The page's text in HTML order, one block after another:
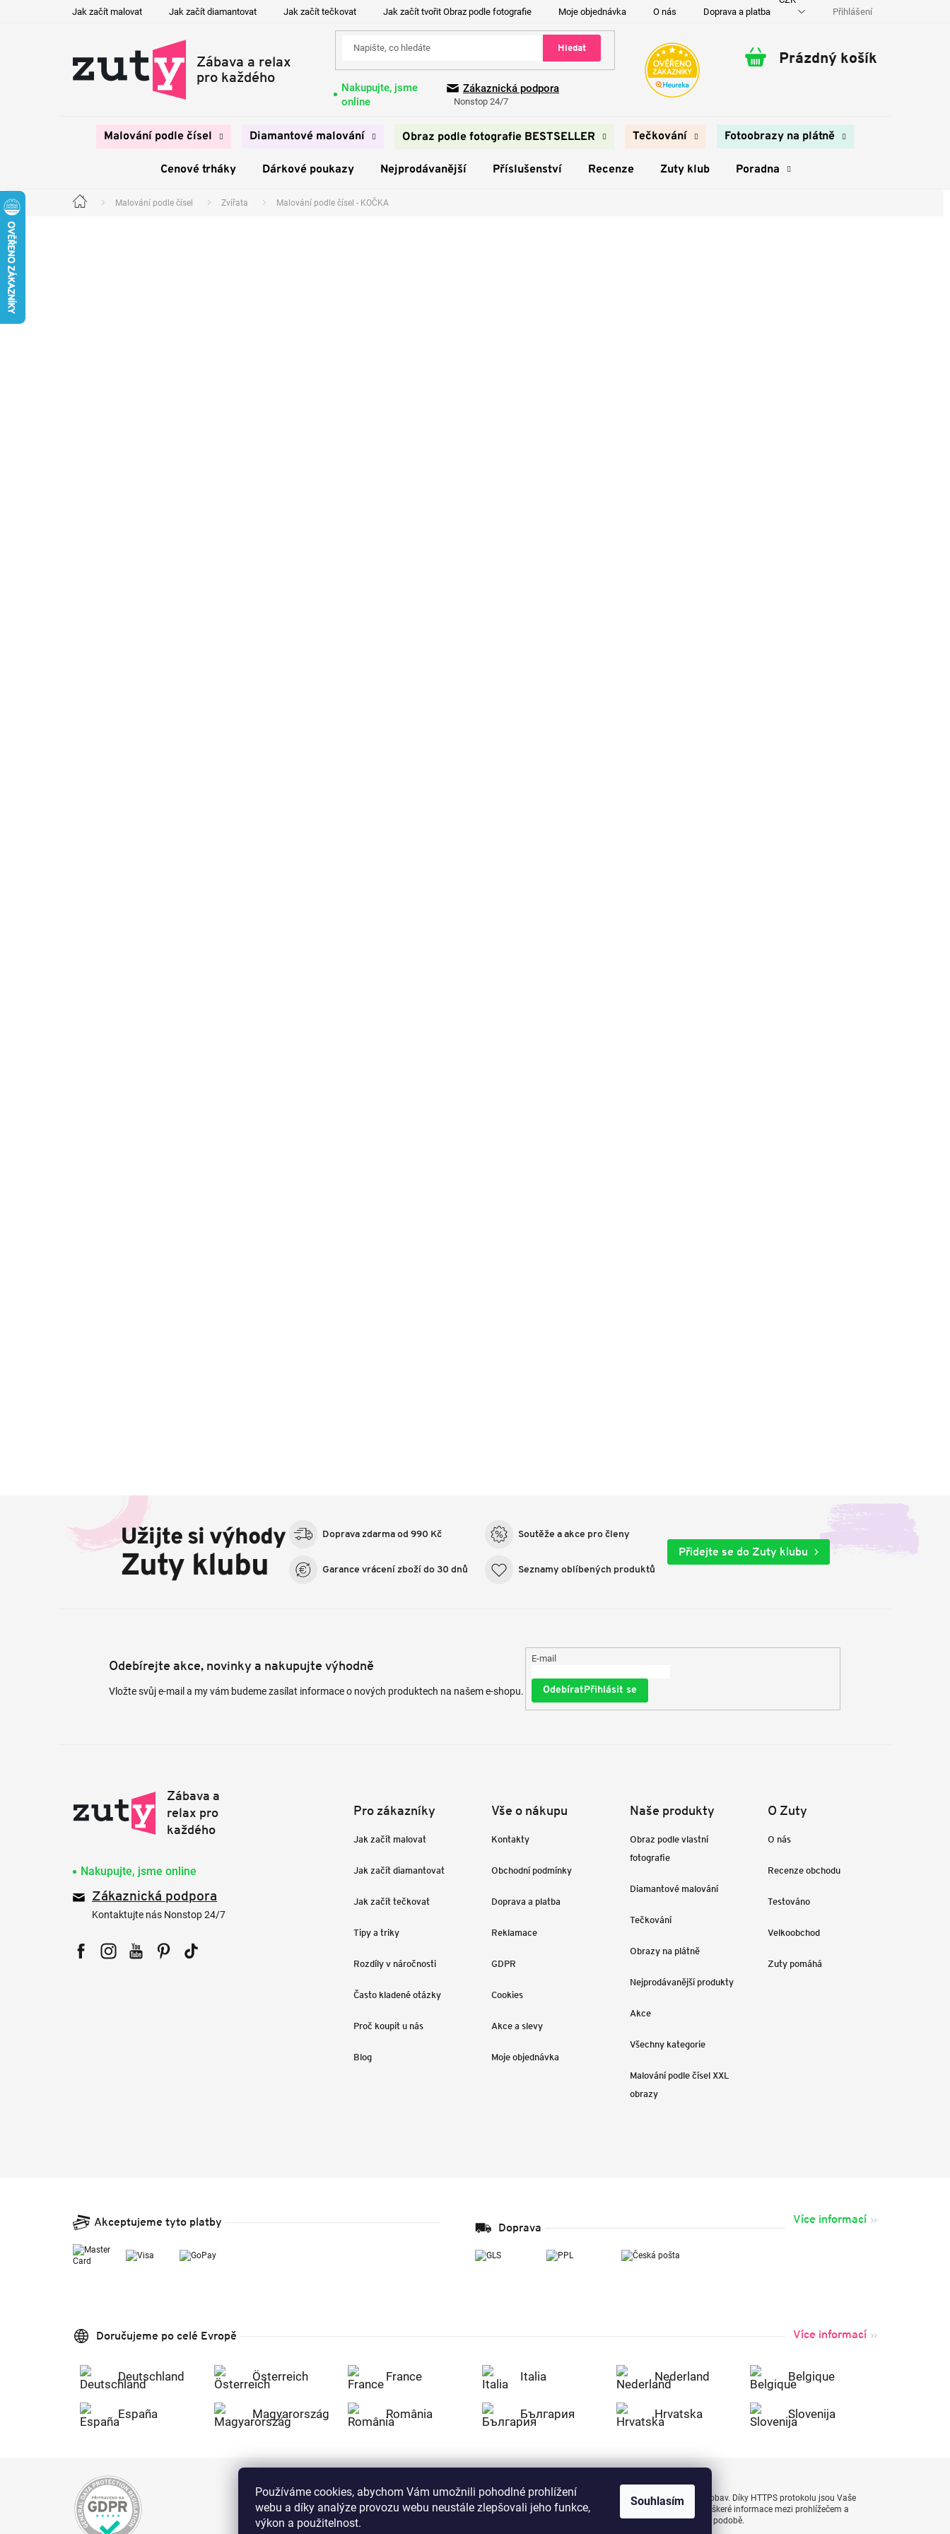
Používáme cookies, abychom Vám umožnili pohodlné prohlížení
webu a díky analýze provozu webu neustále zlepšovali jeho funkce,
výkon a použitelnost.
Souhlasím
Jak začít malovat Jak začít diamantovat Jak začít tečkovat Jak začít tvořit Obraz podle fotografie Moje objednávka O nás Doprava a platba Kontakty Přihlášení
Hledat
Nakupujte, jsme
online
Zákaznická podpora
Nonstop 24/7
Nákupní
Prázdný košík
Malování podle čísel Diamantové malování Obraz podle fotografie BESTSELLER Tečkování Fotoobrazy na plátně
Cenové trháky Dárkové poukazy Nejprodávanější Příslušenství Recenze Zuty klub Poradna
Domů Malování podle čísel Zvířata Malování podle čísel - KOČKA
Užijte si výhody
Zuty klubu
Doprava zdarma od 990 Kč
Garance vrácení zboží do 30 dnů
Soutěže a akce pro členy
Seznamy oblíbených produktů
Přidejte se do Zuty klubu
Odebírejte akce, novinky a nakupujte výhodně
Vložte svůj e-mail a my vám budeme zasílat informace o nových produktech na našem e-shopu.
E-mail
Přihlásit se
Nakupujte, jsme online
Zákaznická podpora
Kontaktujte nás Nonstop 24/7
Pro zákazníky
Jak začít malovat
Jak začít diamantovat
Jak začít tečkovat
Tipy a triky
Rozdíly v náročnosti
Často kladené otázky
Proč koupit u nás
Blog
Vše o nákupu
Kontakty
Obchodní podmínky
Doprava a platba
Reklamace
GDPR
Cookies
Akce a slevy
Moje objednávka
Naše produkty
Obraz podle vlastní
fotografie
Diamantové malování
Tečkování
Obrazy na plátně
Nejprodávanější produkty
Akce
Všechny kategorie
Malování podle čísel XXL
obrazy
O Zuty
O nás
Recenze obchodu
Testováno
Velkoobchod
Zuty pomáhá
Akceptujeme tyto platby Doprava
Více informací
Doručujeme po celé Evropě Více informací
Deutschland Österreich France Italia Nederland Belgique
España Magyarország România България Hrvatska Slovenija
Nakupujte na Zuty bezpečně a bez obav. Díky HTTPS protokolu jsou Vaše
citlivá data v naprostém bezpečí, veškeré informace mezi prohlížečem a
serverem se přenášejí v zašifrované podobě.